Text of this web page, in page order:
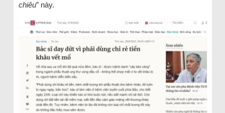
chiêu” này.